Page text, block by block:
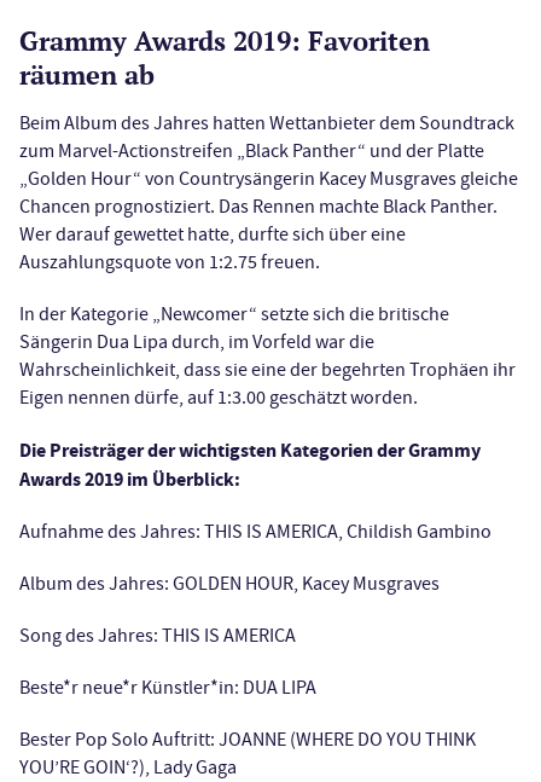
Grammy Awards 2019: Favoriten
räumen ab
Beim Album des Jahres hatten Wettanbieter dem Soundtrack
zum Marvel-Actionstreifen „Black Panther“ und der Platte
„Golden Hour“ von Countrysängerin Kacey Musgraves gleiche
Chancen prognostiziert. Das Rennen machte Black Panther.
Wer darauf gewettet hatte, durfte sich über eine
Auszahlungsquote von 1:2.75 freuen.
In der Kategorie „Newcomer“ setzte sich die britische
Sängerin Dua Lipa durch, im Vorfeld war die
Wahrscheinlichkeit, dass sie eine der begehrten Trophäen ihr
Eigen nennen dürfe, auf 1:3.00 geschätzt worden.
Die Preisträger der wichtigsten Kategorien der Grammy
Awards 2019 im Überblick:
Aufnahme des Jahres: THIS IS AMERICA, Childish Gambino
Album des Jahres: GOLDEN HOUR, Kacey Musgraves
Song des Jahres: THIS IS AMERICA
Beste*r neue*r Künstler*in: DUA LIPA
Bester Pop Solo Auftritt: JOANNE (WHERE DO YOU THINK
YOU’RE GOIN‘?), Lady Gaga